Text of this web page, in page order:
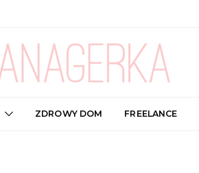
ZDROWY DOM FREELANCE